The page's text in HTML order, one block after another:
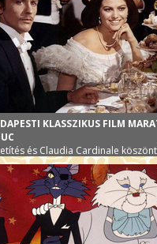
KLASSZIKUS FILM
és Claudia Cardinale